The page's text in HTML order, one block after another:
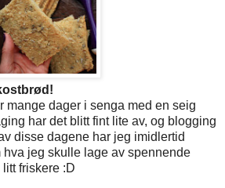
mange dager i senga med en seig
har det blitt fint lite av, og blogging
disse dagene har jeg imidlertid
hva jeg skulle lage av spennende
friskere :D